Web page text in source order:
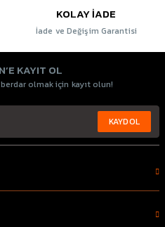
KOLAY İADE
İade ve Değişim Garantisi
KAYIT OL
olmak için kayıt olun!
KAYDOL